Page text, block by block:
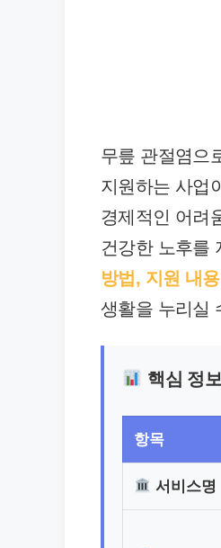
무릎 관절염으
지원하는 사업
경제적인 어려
건강한 노후를
방법, 지원 내
생활을 누리실
핵심 정
항목
서비스명